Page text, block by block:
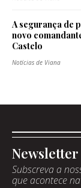
A segurança de
novo
Castelo
Notícias de Viana
Newsletter
Subscreva a
que acontece